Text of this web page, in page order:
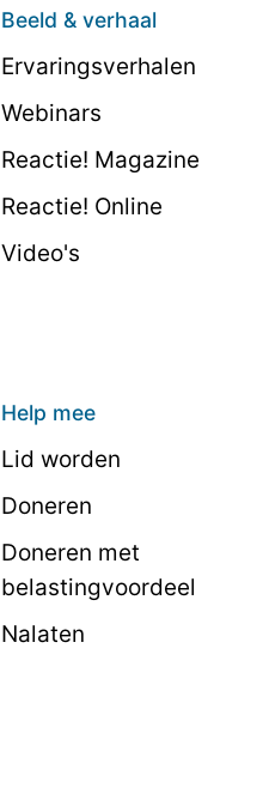
Beeld & verhaal
Ervaringsverhalen
Webinars
Reactie! Magazine
Reactie! Online
Video's
Help mee
Lid worden
Doneren
Doneren met
belastingvoordeel
Nalaten